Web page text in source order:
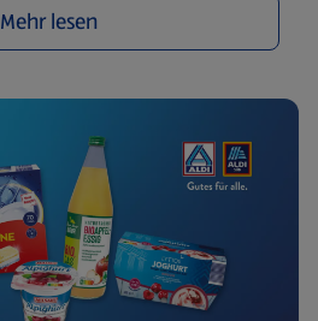
Mehr lesen